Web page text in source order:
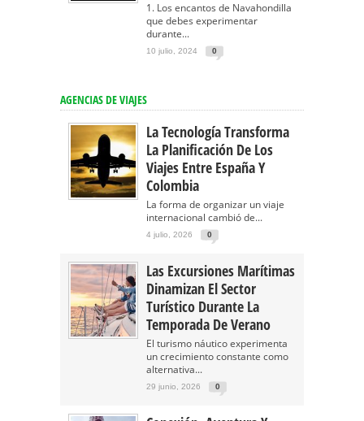
1. Los encantos de Navahondilla
que debes experimentar
durante...
10 julio, 2024 0
AGENCIAS DE VIAJES
La Tecnología Transforma
La Planificación De Los
Viajes Entre España Y
Colombia
La forma de organizar un viaje
internacional cambió de...
4 julio, 2026 0
Las Excursiones Marítimas
Dinamizan El Sector
Turístico Durante La
Temporada De Verano
El turismo náutico experimenta
un crecimiento constante como
alternativa...
29 junio, 2026 0